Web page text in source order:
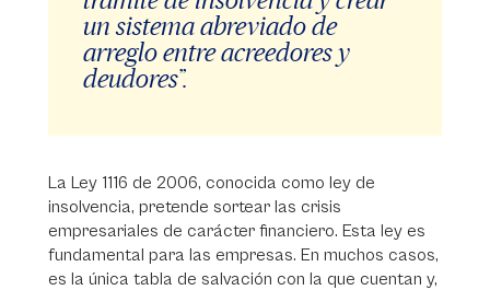
un sistema abreviado de
arreglo entre acreedores y
deudores”.
La Ley 1116 de 2006, conocida como ley de
insolvencia, pretende sortear las crisis
empresariales de carácter financiero. Esta ley es
fundamental para las empresas. En muchos casos,
es la única tabla de salvación con la que cuentan y,